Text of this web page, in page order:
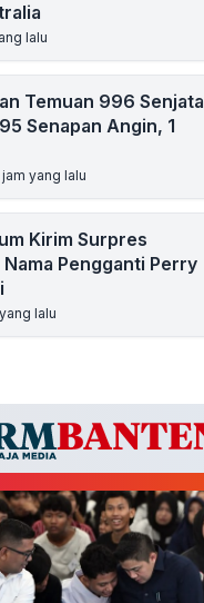
lalu
Temuan 996 Senjata
Senapan Angin, 1
jam yang lalu
Kirim Surpres
Pengganti Perry
lalu